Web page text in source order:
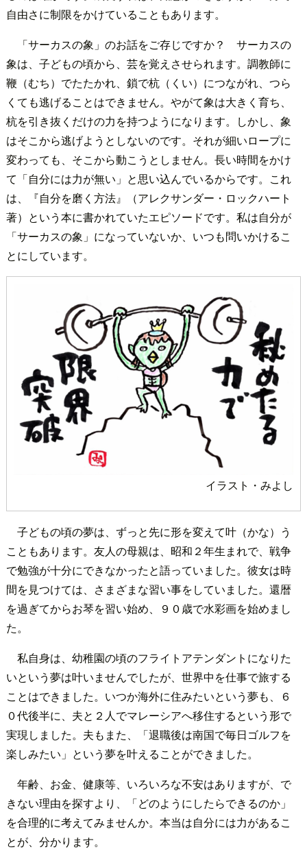
自由さに制限をかけていることもあります。
「サーカスの象」のお話をご存じですか？ サーカスの
象は、子どもの頃から、芸を覚えさせられます。調教師に
鞭（むち）でたたかれ、鎖で杭（くい）につながれ、つら
くても逃げることはできません。やがて象は大きく育ち、
杭を引き抜くだけの力を持つようになります。しかし、象
はそこから逃げようとしないのです。それが細いロープに
変わっても、そこから動こうとしません。長い時間をかけ
て「自分には力が無い」と思い込んでいるからです。これ
は、『自分を磨く方法』（アレクサンダー・ロックハート
著）という本に書かれていたエピソードです。私は自分が
「サーカスの象」になっていないか、いつも問いかけるこ
とにしています。
イラスト・みよし
子どもの頃の夢は、ずっと先に形を変えて叶（かな）う
こともあります。友人の母親は、昭和２年生まれで、戦争
で勉強が十分にできなかったと語っていました。彼女は時
間を見つけては、さまざまな習い事をしていました。還暦
を過ぎてからお琴を習い始め、９０歳で水彩画を始めまし
た。
私自身は、幼稚園の頃のフライトアテンダントになりた
いという夢は叶いませんでしたが、世界中を仕事で旅する
ことはできました。いつか海外に住みたいという夢も、６
０代後半に、夫と２人でマレーシアへ移住するという形で
実現しました。夫もまた、「退職後は南国で毎日ゴルフを
楽しみたい」という夢を叶えることができました。
年齢、お金、健康等、いろいろな不安はありますが、で
きない理由を探すより、「どのようにしたらできるのか」
を合理的に考えてみませんか。本当は自分には力があるこ
とが、分かります。